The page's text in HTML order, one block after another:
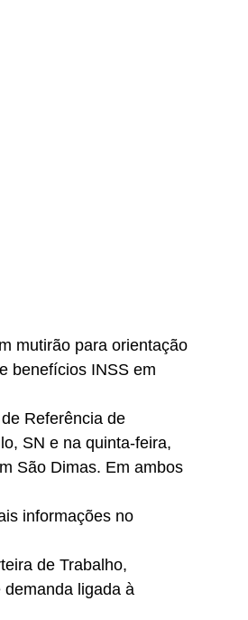
mutirão para orientação
benefícios INSS em
Referência de
SN e na quinta-feira,
São Dimas. Em ambos
informações no
de Trabalho,
ligada à